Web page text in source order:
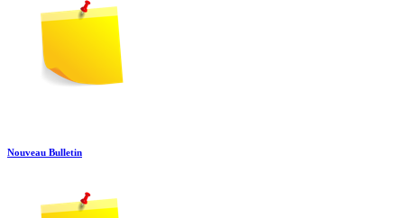
Nouveau Bulletin